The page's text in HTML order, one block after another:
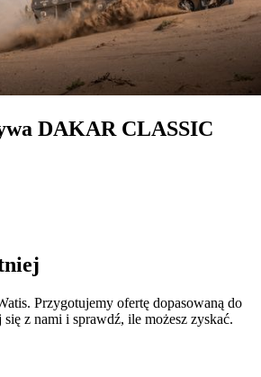
DAKAR CLASSIC
Przygotujemy ofertę dopasowaną do
z nami i sprawdź, ile możesz zyskać.